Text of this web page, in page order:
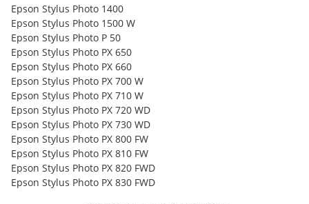
Epson Stylus Photo 1400
Epson Stylus Photo 1500 W
Epson Stylus Photo P 50
Epson Stylus Photo PX 650
Epson Stylus Photo PX 660
Epson Stylus Photo PX 700 W
Epson Stylus Photo PX 710 W
Epson Stylus Photo PX 720 WD
Epson Stylus Photo PX 730 WD
Epson Stylus Photo PX 800 FW
Epson Stylus Photo PX 810 FW
Epson Stylus Photo PX 820 FWD
Epson Stylus Photo PX 830 FWD